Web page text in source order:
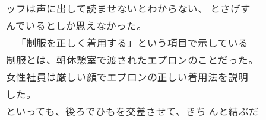
ッフは声に出して読ませないとわからない、 とさげす
んでいるとしか思えなかった。
「制服を正しく着用する」という項目で示している
制服とは、朝休憩室で渡されたエプロンのことだった。
女性社員は厳しい顔でエプロンの正しい着用法を説明
した。
といっても、後ろでひもを交差させて、きち んと結ぶだ